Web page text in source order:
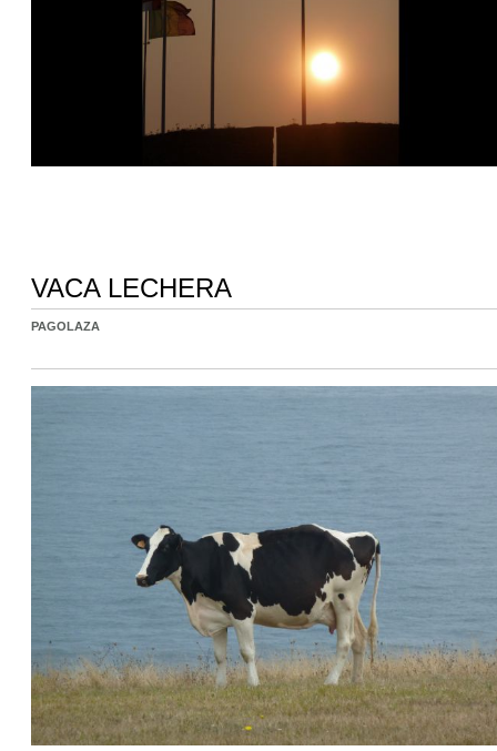
VACA LECHERA
PAGOLAZA